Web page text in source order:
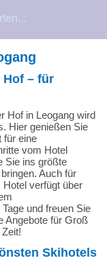
Hof – für
Hof in Leogang wird
Hier genießen Sie
für eine
vom Hotel
Sie ins größte
Auch für
verfügt über
und freuen Sie
Angebote für Groß
Skihotels